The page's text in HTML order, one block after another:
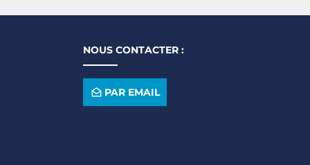
NOUS CONTACTER :
PAR EMAIL